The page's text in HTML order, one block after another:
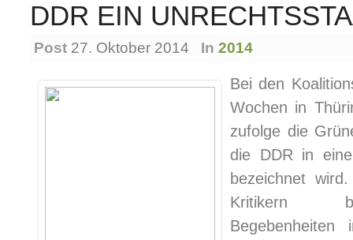
DDR EIN
Post 27. Oktober 2014 In 2014
Bei den
Wochen in
zufolge die
die DDR in
bezeichnet
Kritikern